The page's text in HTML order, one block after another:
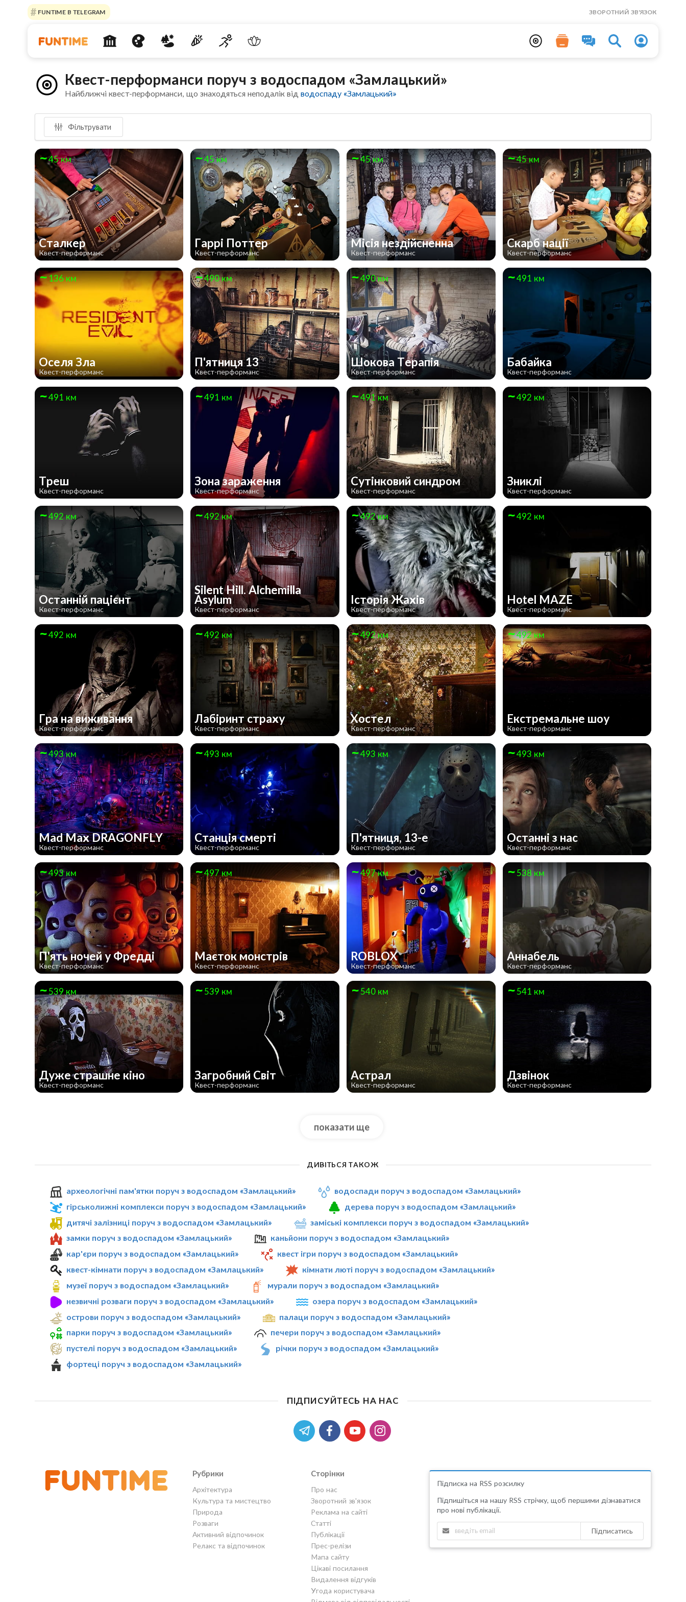
FUNTIME В TELEGRAM ЗВОРОТНИЙ ЗВ'ЯЗОК
Квест-перформанси поруч з водоспадом «Замлацький»
Найближчі квест-перформанси, що знаходяться неподалік відводоспаду «Замлацький»
Фільтрувати
45 км
Сталкер
Квест-перформанс
45 км
Гаррі Поттер
Квест-перформанс
45 км
Місія нездійсненна
Квест-перформанс
45 км
Скарб нації
Квест-перформанс
136 км
Оселя Зла
Квест-перформанс
490 км
П'ятниця 13
Квест-перформанс
490 км
Шокова Терапія
Квест-перформанс
491 км
Бабайка
Квест-перформанс
491 км
Треш
Квест-перформанс
491 км
Зона зараження
Квест-перформанс
491 км
Сутінковий синдром
Квест-перформанс
492 км
Зниклі
Квест-перформанс
492 км
Останній пацієнт
Квест-перформанс
492 км
Silent Hill. Alchemilla
Asylum
Квест-перформанс
492 км
Історія Жахів
Квест-перформанс
492 км
Hotel MAZE
Квест-перформанс
492 км
Гра на виживання
Квест-перформанс
492 км
Лабіринт страху
Квест-перформанс
492 км
Хостел
Квест-перформанс
492 км
Екстремальне шоу
Квест-перформанс
493 км
Mad Max DRAGONFLY
Квест-перформанс
493 км
Станція смерті
Квест-перформанс
493 км
П'ятниця, 13-е
Квест-перформанс
493 км
Останні з нас
Квест-перформанс
493 км
П'ять ночей у Фредді
Квест-перформанс
497 км
Маєток монстрів
Квест-перформанс
497 км
ROBLOX
Квест-перформанс
538 км
Аннабель
Квест-перформанс
539 км
Дуже страшне кiно
Квест-перформанс
539 км
Загробний Світ
Квест-перформанс
540 км
Астрал
Квест-перформанс
541 км
Дзвінок
Квест-перформанс
показати ще
ДИВІТЬСЯ ТАКОЖ
археологічні пам'ятки поруч з водоспадом «Замлацький»
водоспади поруч з водоспадом «Замлацький»
гірськолижні комплекси поруч з водоспадом «Замлацький»
дерева поруч з водоспадом «Замлацький»
дитячі залізниці поруч з водоспадом «Замлацький»
заміські комплекси поруч з водоспадом «Замлацький»
замки поруч з водоспадом «Замлацький»
каньйони поруч з водоспадом «Замлацький»
кар'єри поруч з водоспадом «Замлацький»
квест ігри поруч з водоспадом «Замлацький»
квест-кімнати поруч з водоспадом «Замлацький»
кімнати люті поруч з водоспадом «Замлацький»
музеї поруч з водоспадом «Замлацький»
мурали поруч з водоспадом «Замлацький»
незвичні розваги поруч з водоспадом «Замлацький»
озера поруч з водоспадом «Замлацький»
острови поруч з водоспадом «Замлацький»
палаци поруч з водоспадом «Замлацький»
парки поруч з водоспадом «Замлацький»
печери поруч з водоспадом «Замлацький»
пустелі поруч з водоспадом «Замлацький»
річки поруч з водоспадом «Замлацький»
фортеці поруч з водоспадом «Замлацький»
ПІДПИСУЙТЕСЬ НА НАС
Рубрики
Архітектура
Культура та мистецтво
Природа
Розваги
Активний відпочинок
Релакс та відпочинок
Сторінки
Про нас
Зворотний зв'язок
Реклама на сайті
Статті
Публікації
Прес-релізи
Мапа сайту
Цікаві посилання
Видалення відгуків
Угода користувача
Підписка на RSS розсилку
Підпишіться на нашу RSS стрічку, щоб першими дізнаватися
про нові публікації.
Підписатись